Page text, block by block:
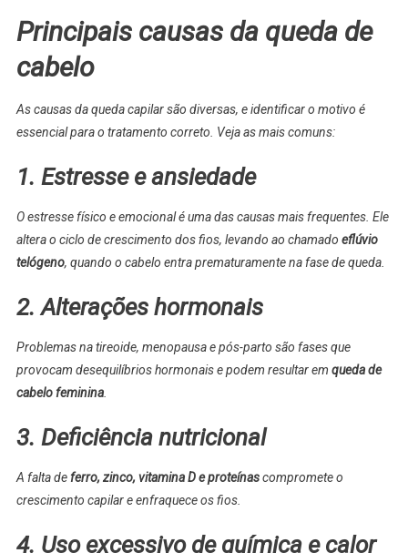
Principais causas da queda de
cabelo
As causas da queda capilar são diversas, e identificar o motivo é
essencial para o tratamento correto. Veja as mais comuns:
1. Estresse e ansiedade
O estresse físico e emocional é uma das causas mais frequentes. Ele
altera o ciclo de crescimento dos fios, levando ao chamado eflúvio
telógeno, quando o cabelo entra prematuramente na fase de queda.
2. Alterações hormonais
Problemas na tireoide, menopausa e pós-parto são fases que
provocam desequilíbrios hormonais e podem resultar em queda de
cabelo feminina.
3. Deficiência nutricional
A falta deferro, zinco, vitamina D e proteínascompromete o
crescimento capilar e enfraquece os fios.
4. Uso excessivo de química e calor